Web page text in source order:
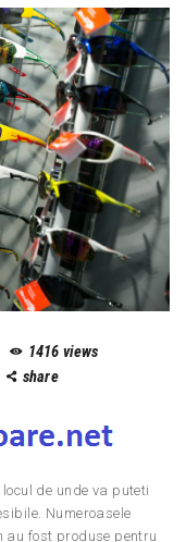
1416 views
share
locul de unde va puteti
Numeroasele
au fost produse pentru